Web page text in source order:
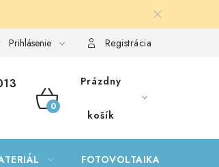
Prihlásenie Registrácia
NÁKUPNÝ
Prázdny
košík
FOTOVOLTAIKA